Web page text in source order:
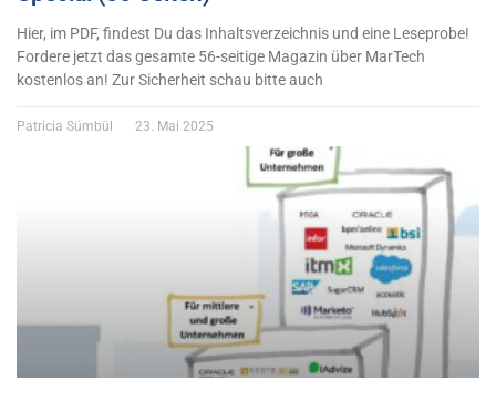
Hier, im PDF, findest Du das Inhaltsverzeichnis und eine Leseprobe!
Fordere jetzt das gesamte 56-seitige Magazin über MarTech
kostenlos an! Zur Sicherheit schau bitte auch
Patricia Sümbül 23. Mai 2025